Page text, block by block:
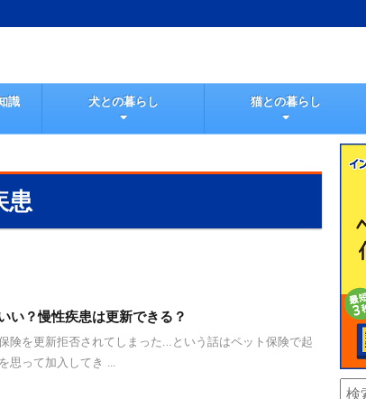
識 犬との暮らし 猫との暮らし
患
い？慢性疾患は更新できる？
険を更新拒否されてしまった…という話はペット保険で起
思って加入してき ...